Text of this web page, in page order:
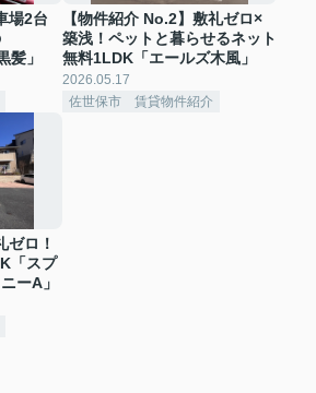
場2台
髪」
【物件紹介 No.2】敷礼ゼロ×
築浅！ペットと暮らせるネット
無料1LDK「エールズ木風」
2026.05.17
佐世保市 賃貸物件紹介
ゼロ！
「スプ
ーA」